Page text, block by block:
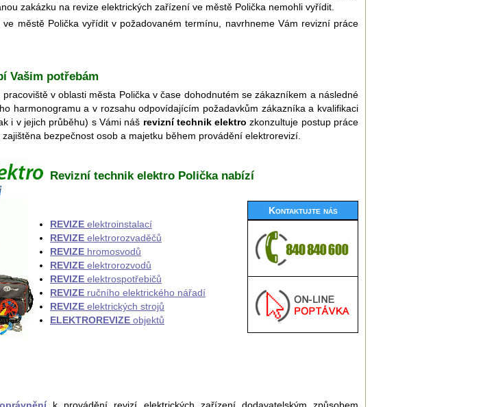
zakázku na revize elektrických zařízení ve městě Polička nemohli vyřídit.
městě Polička vyřídit v požadovaném termínu, navrhneme Vám revizní práce
Vašim potřebám
v oblasti města Polička v čase dohodnutém se zákazníkem a následné
harmonogramu a v rozsahu odpovídajícím požadavkům zákazníka a kvalifikaci
i v jejich průběhu) s Vámi náš revizní technik elektro zkonzultuje postup práce
bezpečnost osob a majetku během provádění elektrorevizí.
Revizní technik elektro Polička nabízí
Kontaktujte nás
REVIZE elektroinstalací
REVIZE elektrorozvaděčů
REVIZE hromosvodů
REVIZE elektrorozvodů
REVIZE elektrospotřebičů
REVIZE ručního elektrického nářadí
REVIZE elektrických strojů
ELEKTROREVIZE objektů